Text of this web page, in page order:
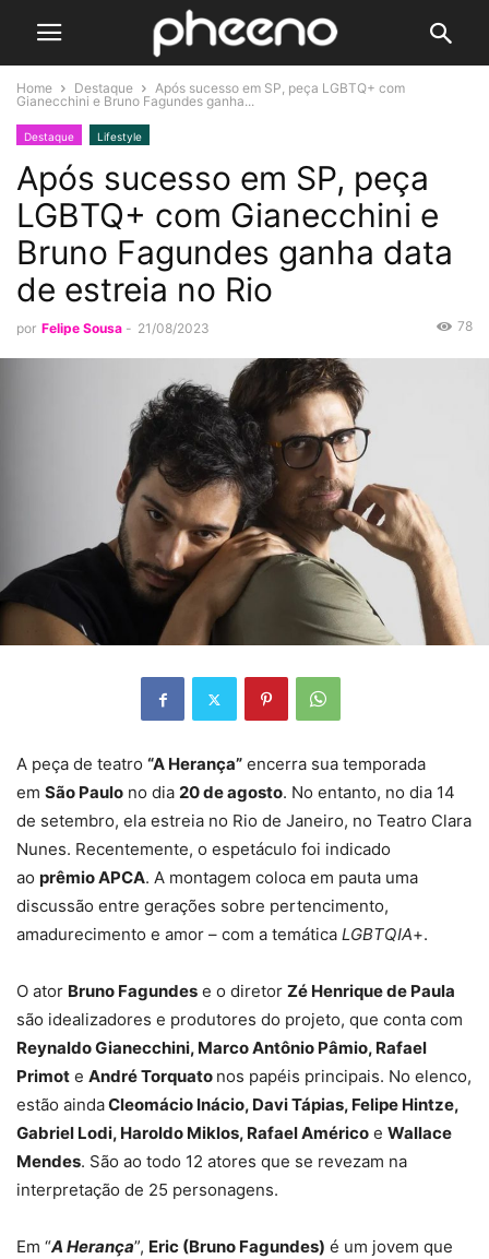
Home Destaque
Após sucesso em SP, peça LGBTQ+ com
Gianecchini e Bruno Fagundes ganha...
Destaque Lifestyle
Após sucesso em SP, peça
LGBTQ+ com Gianecchini e
Bruno Fagundes ganha data
de estreia no Rio
por Felipe Sousa - 21/08/2023 78
A peça de teatro “A Herança” encerra sua temporada
em São Paulo no dia 20 de agosto. No entanto, no dia 14
de setembro, ela estreia no Rio de Janeiro, no Teatro Clara
Nunes. Recentemente, o espetáculo foi indicado
ao prêmio APCA. A montagem coloca em pauta uma
discussão entre gerações sobre pertencimento,
amadurecimento e amor – com a temática LGBTQIA+.
O ator Bruno Fagundes e o diretor Zé Henrique de Paula
são idealizadores e produtores do projeto, que conta com
Reynaldo Gianecchini, Marco Antônio Pâmio, Rafael
Primot e André Torquato nos papéis principais. No elenco,
estão aindaCleomácio Inácio, Davi Tápias, Felipe Hintze,
Gabriel Lodi, Haroldo Miklos, Rafael Américo e Wallace
Mendes. São ao todo 12 atores que se revezam na
interpretação de 25 personagens.
Em “A Herança”, Eric (Bruno Fagundes) é um jovem que